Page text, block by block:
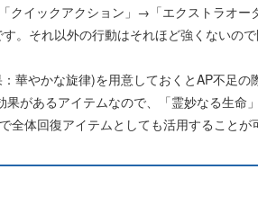
クイックアクション」→「エクストラオー
。それ以外の行動はそれほど強くないの
華やかな旋律)を用意しておくとAP不足の
があるアイテムなので、「霊妙なる生命
全体回復アイテムとしても活用することが